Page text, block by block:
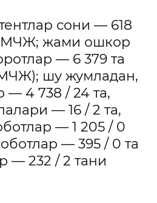
сони — 618
МЧЖ; жами ошкор
— 6 379 та
шу жумладан,
— 4 738 / 24 та,
— 16 / 2 та,
— 1 205 / 0
— 395 / 0 та
— 232 / 2 тани